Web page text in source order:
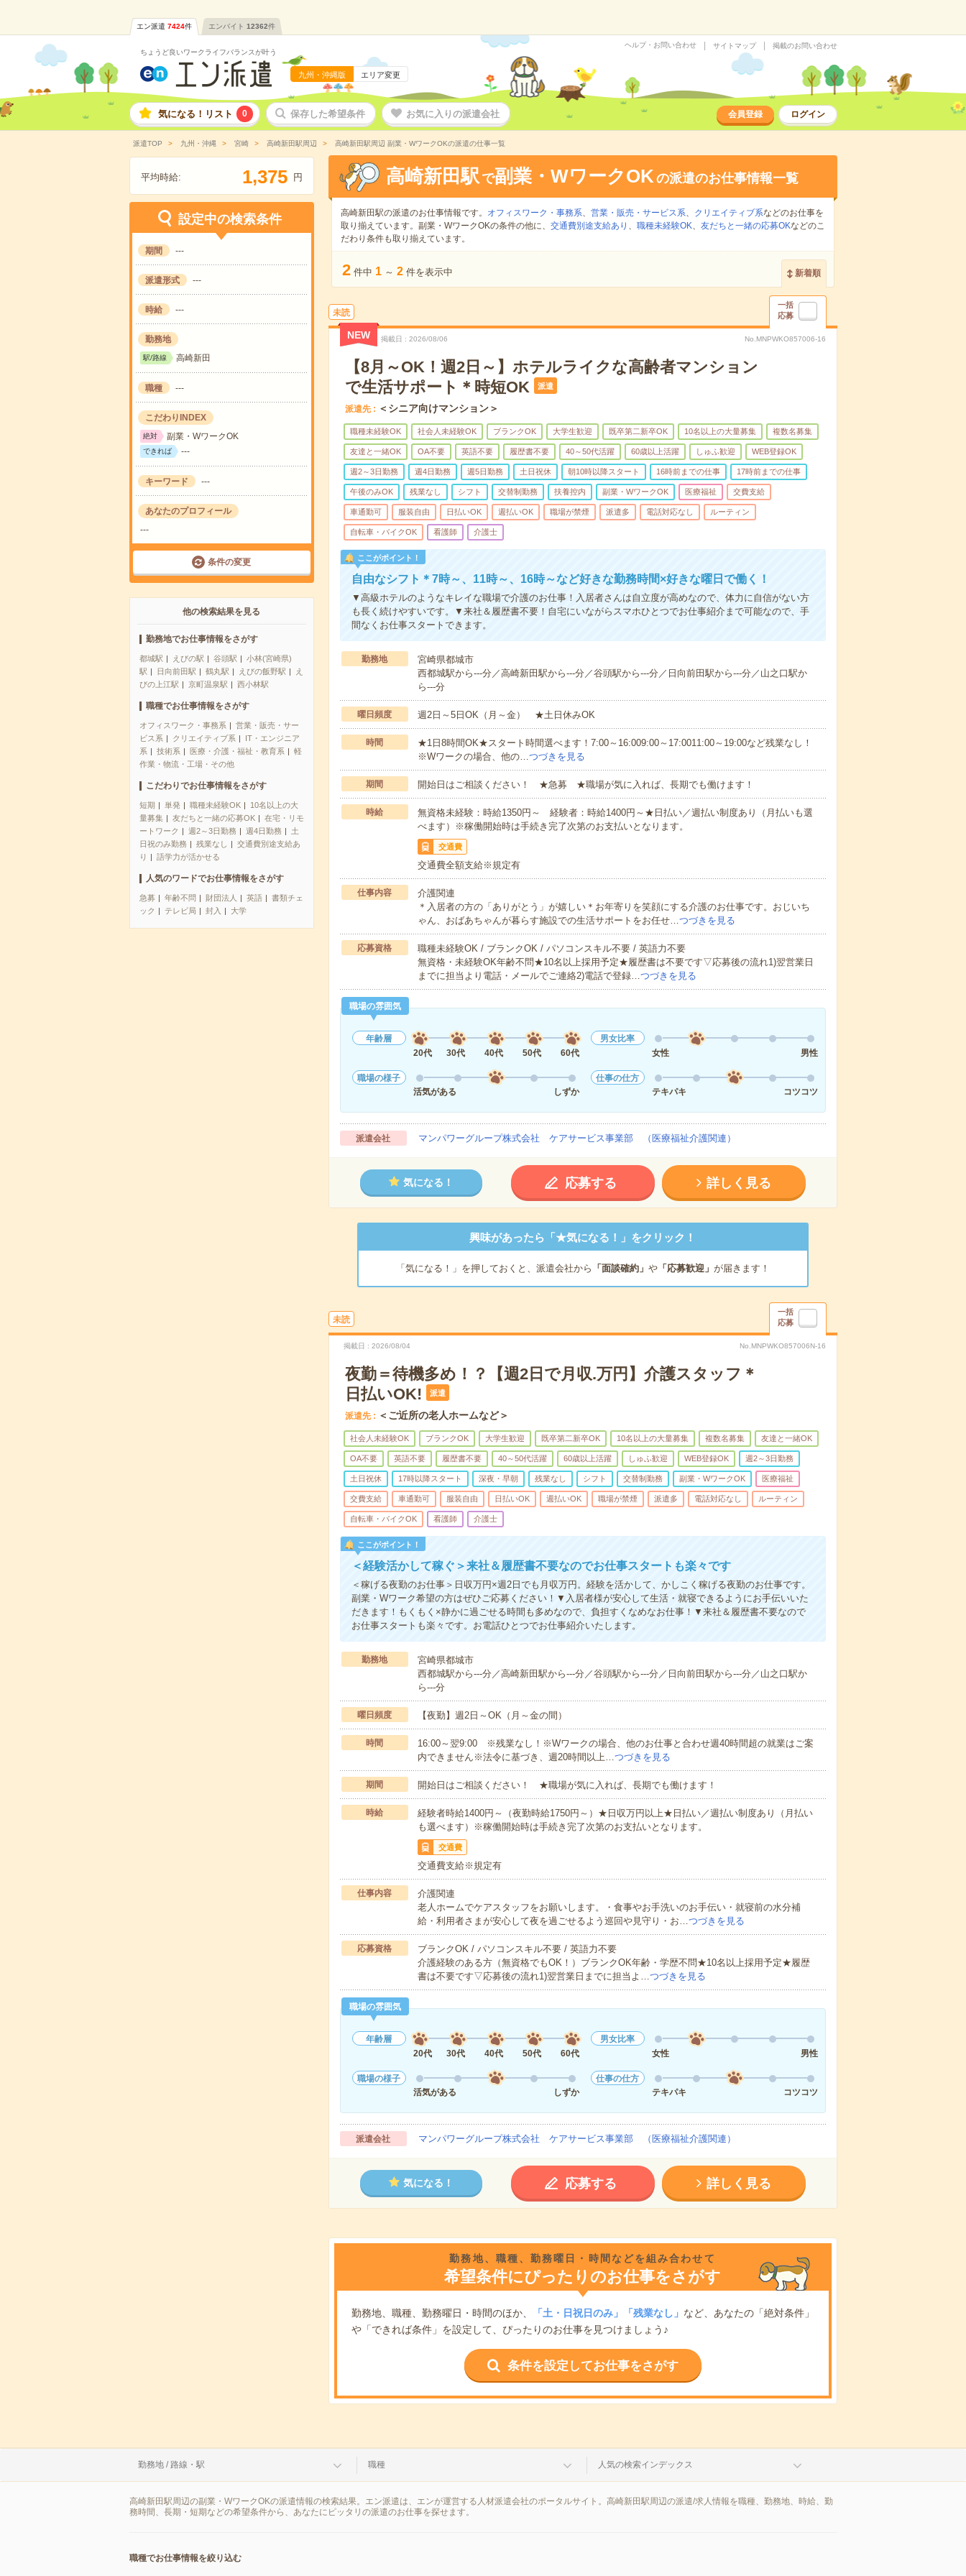
エン派遣 7424件 エンバイト 12362件
ちょうど良いワークライフバランスが叶う
九州・沖縄版 エリア変更
ヘルプ・お問い合わせ サイトマップ 掲載のお問い合わせ
気になる！リスト 0 保存した希望条件 お気に入りの派遣会社 会員登録 ログイン
派遣TOP 九州・沖縄 宮崎 高崎新田駅周辺 高崎新田駅周辺 副業・WワークOKの派遣の仕事一覧
平均時給: 1,375 円
設定中の検索条件
期間 ---
派遣形式 ---
時給 ---
勤務地
駅/路線 高崎新田
職種 ---
こだわりINDEX
絶対 副業・WワークOK
できれば ---
キーワード ---
あなたのプロフィール
---
条件の変更
他の検索結果を見る
勤務地でお仕事情報をさがす
都城駅 えびの駅 谷頭駅
小林(宮崎県)
駅
日向前田駅 鶴丸駅 えびの飯野駅
え
びの上江駅
京町温泉駅 西小林駅
職種でお仕事情報をさがす
オフィスワーク・事務系
営業・販売・サー
ビス系
クリエイティブ系
IT・エンジニア
系
技術系 医療・介護・福祉・教育系
軽
作業・物流・工場・その他
こだわりでお仕事情報をさがす
短期 単発 職種未経験OK
10名以上の大
量募集
友だちと一緒の応募OK
在宅・リモ
ートワーク
週2～3日勤務 週4日勤務
土
日祝のみ勤務
残業なし
交通費別途支給あ
り
語学力が活かせる
人気のワードでお仕事情報をさがす
急募 年齢不問 財団法人 英語
書類チェ
ック
テレビ局 封入 大学
高崎新田駅 で副業・WワークOKの派遣のお仕事情報一覧
高崎新田駅の派遣のお仕事情報です。 オフィスワーク・事務系、 営業・販売・サービス系、 クリエイティブ系などのお仕事を
取り揃えています。副業・WワークOKの条件の他に、 交通費別途支給あり 、 職種未経験OK、 友だちと一緒の応募OKなどのこ
だわり条件も取り揃えています。
2 件中 1 ～ 2 件を表示中 新着順
未読
一括
応募
NEW 掲載日 2026/08/06 No.MNPWKO857006-16
【8月～OK！週2日～】ホテルライクな高齢者マンション
で生活サポート＊時短OK
派遣
派遣先 ＜シニア向けマンション＞
職種未経験OK 社会人未経験OK ブランクOK 大学生歓迎 既卒第二新卒OK 10名以上の大量募集 複数名募集
友達と一緒OK OA不要 英語不要 履歴書不要 40～50代活躍 60歳以上活躍 しゅふ歓迎 WEB登録OK
週2～3日勤務 週4日勤務 週5日勤務 土日祝休 朝10時以降スタート 16時前までの仕事 17時前までの仕事
午後のみOK 残業なし シフト 交替制勤務 扶養控内 副業・WワークOK 医療福祉 交費支給
車通勤可 服装自由 日払いOK 週払いOK 職場が禁煙 派遣多 電話対応なし ルーティン
自転車・バイクOK 看護師 介護士
ここがポイント！
自由なシフト＊7時～、11時～、16時～など好きな勤務時間×好きな曜日で働く！
▼高級ホテルのようなキレイな職場で介護のお仕事！入居者さんは自立度が高めなので、体力に自信がない方
も長く続けやすいです。▼来社＆履歴書不要！自宅にいながらスマホひとつでお仕事紹介まで可能なので、手
間なくお仕事スタートできます。
勤務地
宮崎県都城市
西都城駅から---分／高崎新田駅から---分／谷頭駅から---分／日向前田駅から---分／山之口駅か
ら---分
曜日頻度 週2日～5日OK（月～金） ★土日休みOK
時間
★1日8時間OK★スタート時間選べます！7:00～16:009:00～17:0011:00～19:00など残業なし！
※Wワークの場合、他の…つづきを見る
期間 開始日はご相談ください！ ★急募 ★職場が気に入れば、長期でも働けます！
時給
無資格未経験：時給1350円～ 経験者：時給1400円～★日払い／週払い制度あり（月払いも選
べます）※稼働開始時は手続き完了次第のお支払いとなります。
交通費
交通費全額支給※規定有
仕事内容
介護関連
＊入居者の方の「ありがとう」が嬉しい＊お年寄りを笑顔にする介護のお仕事です。おじいち
ゃん、おばあちゃんが暮らす施設での生活サポートをお任せ…つづきを見る
応募資格
職種未経験OK / ブランクOK / パソコンスキル不要 / 英語力不要
無資格・未経験OK年齢不問★10名以上採用予定★履歴書は不要です▽応募後の流れ1)翌営業日
までに担当より電話・メールでご連絡2)電話で登録…つづきを見る
職場の雰囲気
年齢層
20代
30代 40代 50代 60代
男女比率
女性
男性
職場の様子
活気がある
しずか
仕事の仕方
テキパキ
コツコツ
派遣会社 マンパワーグループ株式会社 ケアサービス事業部 （医療福祉介護関連）
気になる！ 応募する 詳しく見る
興味があったら「★気になる！」をクリック！
「気になる！」を押しておくと、派遣会社から 「面談確約」 や「応募歓迎」 が届きます！
未読
一括
応募
掲載日 2026/08/04 No.MNPWKO857006N-16
夜勤＝待機多め！？【週2日で月収.万円】介護スタッフ＊
日払いOK!
派遣
派遣先 ＜ご近所の老人ホームなど＞
社会人未経験OK ブランクOK 大学生歓迎 既卒第二新卒OK 10名以上の大量募集 複数名募集 友達と一緒OK
OA不要 英語不要 履歴書不要 40～50代活躍 60歳以上活躍 しゅふ歓迎 WEB登録OK 週2～3日勤務
土日祝休 17時以降スタート 深夜・早朝 残業なし シフト 交替制勤務 副業・WワークOK 医療福祉
交費支給 車通勤可 服装自由 日払いOK 週払いOK 職場が禁煙 派遣多 電話対応なし ルーティン
自転車・バイクOK 看護師 介護士
ここがポイント！
＜経験活かして稼ぐ＞来社＆履歴書不要なのでお仕事スタートも楽々です
＜稼げる夜勤のお仕事＞日収万円×週2日でも月収万円。経験を活かして、かしこく稼げる夜勤のお仕事です。
副業・Wワーク希望の方はぜひご応募ください！▼入居者様が安心して生活・就寝できるようにお手伝いいた
だきます！もくもく×静かに過ごせる時間も多めなので、負担すくなめなお仕事！▼来社＆履歴書不要なので
お仕事スタートも楽々です。お電話ひとつでお仕事紹介いたします。
勤務地
宮崎県都城市
西都城駅から---分／高崎新田駅から---分／谷頭駅から---分／日向前田駅から---分／山之口駅か
ら---分
曜日頻度 【夜勤】週2日～OK（月～金の間）
時間
16:00～翌9:00 ※残業なし！※Wワークの場合、他のお仕事と合わせ週40時間超の就業はご案
内できません※法令に基づき、週20時間以上…つづきを見る
期間 開始日はご相談ください！ ★職場が気に入れば、長期でも働けます！
時給
経験者時給1400円～（夜勤時給1750円～）★日収万円以上★日払い／週払い制度あり（月払い
も選べます）※稼働開始時は手続き完了次第のお支払いとなります。
交通費
交通費支給※規定有
仕事内容
介護関連
老人ホームでケアスタッフをお願いします。・食事やお手洗いのお手伝い・就寝前の水分補
給・利用者さまが安心して夜を過ごせるよう巡回や見守り・お…つづきを見る
応募資格
ブランクOK / パソコンスキル不要 / 英語力不要
介護経験のある方（無資格でもOK！）ブランクOK年齢・学歴不問★10名以上採用予定★履歴
書は不要です▽応募後の流れ1)翌営業日までに担当よ…つづきを見る
職場の雰囲気
年齢層
20代
30代 40代 50代 60代
男女比率
女性
男性
職場の様子
活気がある
しずか
仕事の仕方
テキパキ
コツコツ
派遣会社 マンパワーグループ株式会社 ケアサービス事業部 （医療福祉介護関連）
気になる！ 応募する 詳しく見る
勤務地、職種、勤務曜日・時間などを組み合わせて
希望条件にぴったりのお仕事をさがす
勤務地、職種、勤務曜日・時間のほか、 「土・日祝日のみ」「残業なし」 など、あなたの「絶対条件」
や「できれば条件」を設定して、ぴったりのお仕事を見つけましょう♪
条件を設定してお仕事をさがす
勤務地 / 路線・駅 職種 人気の検索インデックス
高崎新田駅周辺の副業・WワークOKの派遣情報の検索結果。エン派遣は、エンが運営する人材派遣会社のポータルサイト。高崎新田駅周辺の派遣/求人情報を職種、勤務地、時給、勤
務時間、長期・短期などの希望条件から、あなたにピッタリの派遣のお仕事を探せます。
職種でお仕事情報を絞り込む